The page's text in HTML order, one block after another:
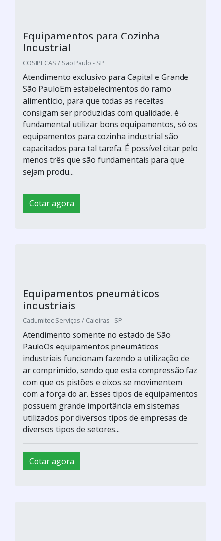
Equipamentos para Cozinha
Industrial
COSIPECAS / São Paulo - SP
Atendimento exclusivo para Capital e Grande
São PauloEm estabelecimentos do ramo
alimentício, para que todas as receitas
consigam ser produzidas com qualidade, é
fundamental utilizar bons equipamentos, só os
equipamentos para cozinha industrial são
capacitados para tal tarefa. É possível citar pelo
menos três que são fundamentais para que
sejam produ...
Cotar agora
Equipamentos pneumáticos
industriais
Cadumitec Serviços / Caieiras - SP
Atendimento somente no estado de São
PauloOs equipamentos pneumáticos
industriais funcionam fazendo a utilização de
ar comprimido, sendo que esta compressão faz
com que os pistões e eixos se movimentem
com a força do ar. Esses tipos de equipamentos
possuem grande importância em sistemas
utilizados por diversos tipos de empresas de
diversos tipos de setores...
Cotar agora